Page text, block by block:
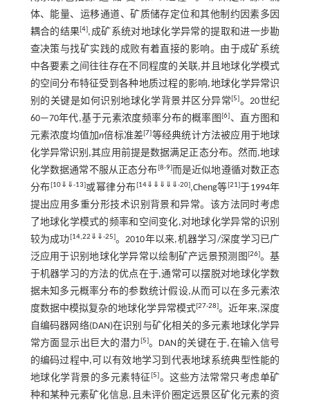
体、能量、运移通道、矿质储存定位和其他制约因素多因
耦合的结果[4],成矿系统对地球化学异常的提取和进一步勘
查决策与找矿实践的成败有着直接的影响。由于成矿系统
中各要素之间往往存在不同程度的关联,并且地球化学模式
的空间分布特征受到各种地质过程的影响,地球化学异常识
别的关键是如何识别地球化学背景并区分异常[5]。20世纪
60—70年代,基于元素浓度频率分布的概率图[6] 、直方图和
元素浓度均值加n倍标准差[7]等经典统计方法被应用于地球
化学异常识别,其应用前提是数据满足正态分布。然而,地球
化学数据通常不服从正态分布 [8-9]而是近似地遵循对数正态
分布 [10⇓ ⇓-13]或幂律分布 [14⇓ ⇓ ⇓ ⇓ ⇓-20],Cheng等[21]于1994年
提出应用多重分形技术识别背景和异常。该方法同时考虑
了地球化学模式的频率和空间变化,对地球化学异常的识别
较为成功[14,22 ⇓ ⇓-25]。2010年以来,机器学习/深度学习已广
泛应用于识别地球化学异常以绘制矿产远景预测图 [26]。基
于机器学习的方法的优点在于,通常可以摆脱对地球化学数
据未知多元概率分布的参数统计假设,从而可以在多元素浓
度数据中模拟复杂的地球化学异常模式[27-28]。近年来,深度
自编码器网络(DAN)在识别与矿化相关的多元素地球化学异
常方面显示出巨大的潜力 [5]。DAN的关键在于,在输入信号
的编码过程中,可以有效地学习到代表地球系统典型性能的
地球化学背景的多元素特征[5]。这些方法常常只考虑单矿
种和某种元素矿化信息,且未评价圈定远景区矿化元素的资